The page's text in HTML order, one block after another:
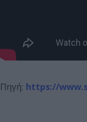
Πηγή: https://